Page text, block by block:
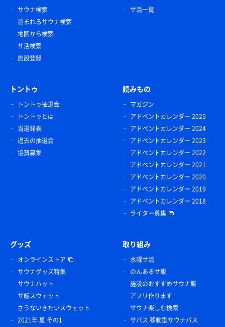
サウナ検索
泊まれるサウナ検索
地図から検索
サ活検索
施設登録
サ活一覧
トントゥ
トントゥ抽選会
トントゥとは
当選発表
過去の抽選会
協賛募集
読みもの
マガジン
アドベントカレンダー 2025
アドベントカレンダー 2024
アドベントカレンダー 2023
アドベントカレンダー 2022
アドベントカレンダー 2021
アドベントカレンダー 2020
アドベントカレンダー 2019
アドベントカレンダー 2018
ライター募集
グッズ
オンラインストア
サウナグッズ特集
サウナハット
サ飯スウェット
さうないきたいスウェット
2021年 夏 その1
取り組み
水曜サ活
のんあるサ飯
施設のおすすめサウナ飯
アプリ作ります
サウナ楽しむ検索
サバス 移動型サウナバス